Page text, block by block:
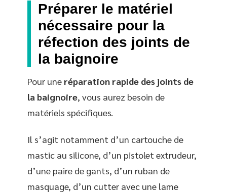
Préparer le matériel
nécessaire pour la
réfection des joints de
la baignoire
Pour une réparation rapide des joints de
la baignoire, vous aurez besoin de
matériels spécifiques.
Il s’agit notamment d’un cartouche de
mastic au silicone, d’un pistolet extrudeur,
d’une paire de gants, d’un ruban de
masquage, d’un cutter avec une lame